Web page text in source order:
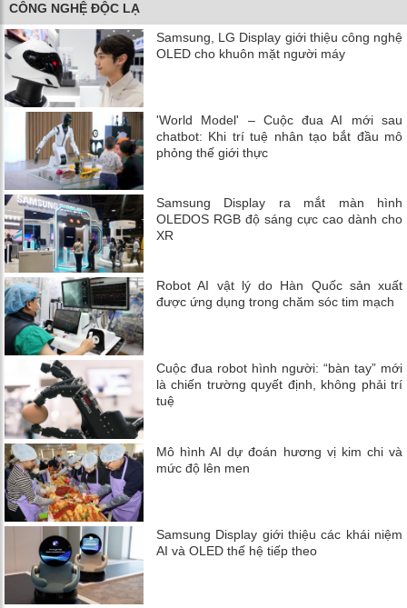
CÔNG NGHỆ ĐỘC LẠ
Samsung, LG Display giới thiệu công nghệ
OLED cho khuôn mặt người máy
'World Model' – Cuộc đua AI mới sau
chatbot: Khi trí tuệ nhân tạo bắt đầu mô
phỏng thế giới thực
Samsung Display ra mắt màn hình
OLEDOS RGB độ sáng cực cao dành cho
XR
Robot AI vật lý do Hàn Quốc sản xuất
được ứng dụng trong chăm sóc tim mạch
Cuộc đua robot hình người: “bàn tay” mới
là chiến trường quyết định, không phải trí
tuệ
Mô hình AI dự đoán hương vị kim chi và
mức độ lên men
Samsung Display giới thiệu các khái niệm
AI và OLED thế hệ tiếp theo